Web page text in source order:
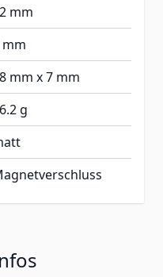
mm
mm
mm x 7 mm
g